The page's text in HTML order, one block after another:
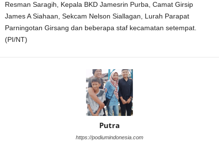
Resman Saragih, Kepala BKD Jamesrin Purba, Camat Girsip
James A Siahaan, Sekcam Nelson Siallagan, Lurah Parapat
Parningotan Girsang dan beberapa staf kecamatan setempat.
(PI/NT)
Putra
https://podiumindonesia.com